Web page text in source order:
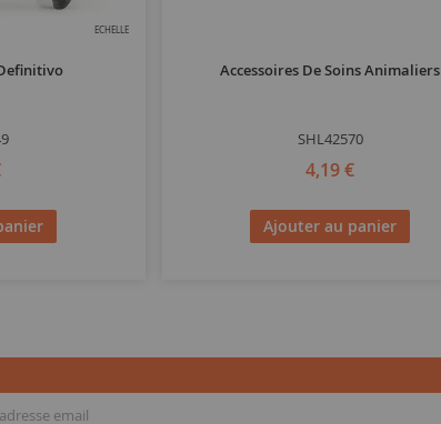
ECHELLE
Accessoires De Soins Animaliers
SHL42570
4,19 €
Ajouter au panier